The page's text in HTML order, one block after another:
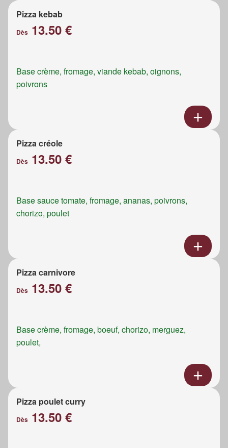
Pizza kebab
Dès 13.50 €
Base crème, fromage, viande kebab, oignons,
poivrons
Pizza créole
Dès 13.50 €
Base sauce tomate, fromage, ananas, poivrons,
chorizo, poulet
Pizza carnivore
Dès 13.50 €
Base crème, fromage, boeuf, chorizo, merguez,
poulet,
Pizza poulet curry
Dès 13.50 €